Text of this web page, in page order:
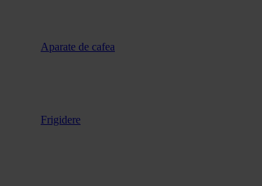
Aparate de cafea
Frigidere